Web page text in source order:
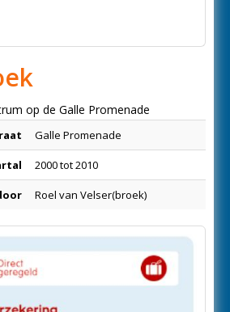
op de Galle Promenade
Galle Promenade
2000 tot 2010
Roel van Velser(broek)